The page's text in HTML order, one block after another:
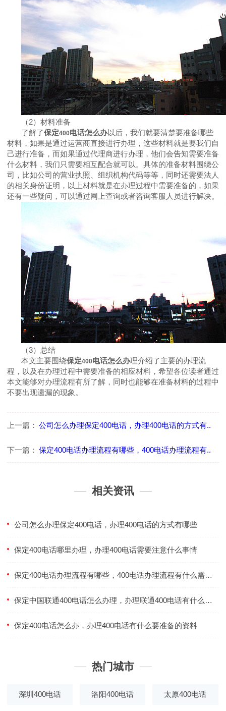
（2）材料准备
了解了保定400电话怎么办以后，我们就要清楚要准备哪些
材料，如果是通过运营商直接进行办理，这些材料就是要我们自
己进行准备，而如果通过代理商进行办理，他们会告知需要准备
什么材料，我们只需要相互配合就可以。具体的准备材料围绕公
司，比如公司的营业执照、组织机构代码等等，同时还需要法人
的相关身份证明，以上材料就是在办理过程中需要准备的，如果
还有一些疑问，可以通过网上查询或者咨询客服人员进行解决。
（3）总结
本文主要围绕保定400电话怎么办理介绍了主要的办理流
程，以及在办理过程中需要准备的相应材料，希望各位读者通过
本文能够对办理流程有所了解，同时也能够在准备材料的过程中
不要出现遗漏的现象。
上一篇： 公司怎么办理保定400电话，办理400电话的方式有..
下一篇： 保定400电话办理流程有哪些，400电话办理流程有..
相关资讯
公司怎么办理保定400电话，办理400电话的方式有哪些
保定400电话哪里办理，办理400电话需要注意什么事情
保定400电话办理流程有哪些，400电话办理流程有什么需要注意的
保定中国联通400电话怎么办理，办理联通400电话有什么条件
保定400电话怎么办，办理400电话有什么要准备的资料
热门城市
深圳400电话 洛阳400电话 太原400电话